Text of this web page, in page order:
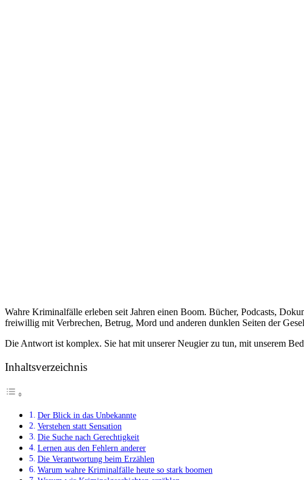
Wahre Kriminalfälle erleben seit Jahren einen Boom. Bücher, Podcasts,
freiwillig mit Verbrechen, Betrug, Mord und anderen dunklen Seiten der
Die Antwort ist komplex. Sie hat mit unserer Neugier zu tun, mit unserem
Inhaltsverzeichnis
Der Blick in das Unbekannte
Verstehen statt Sensation
Die Suche nach Gerechtigkeit
Lernen aus den Fehlern anderer
Die Verantwortung beim Erzählen
Warum wahre Kriminalfälle heute so stark boomen